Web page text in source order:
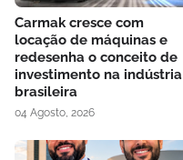
Carmak cresce com
locação de máquinas e
redesenha o conceito de
investimento na indústria
brasileira
04 Agosto, 2026